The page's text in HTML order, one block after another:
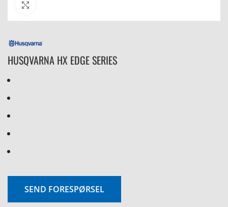
HUSQVARNA HX EDGE SERIES
SEND FORESPØRSEL